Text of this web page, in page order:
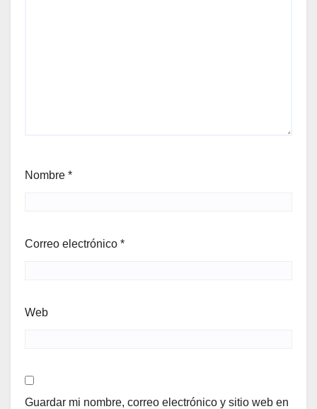
Nombre *
Correo electrónico *
Web
Guardar mi nombre, correo electrónico y sitio web en